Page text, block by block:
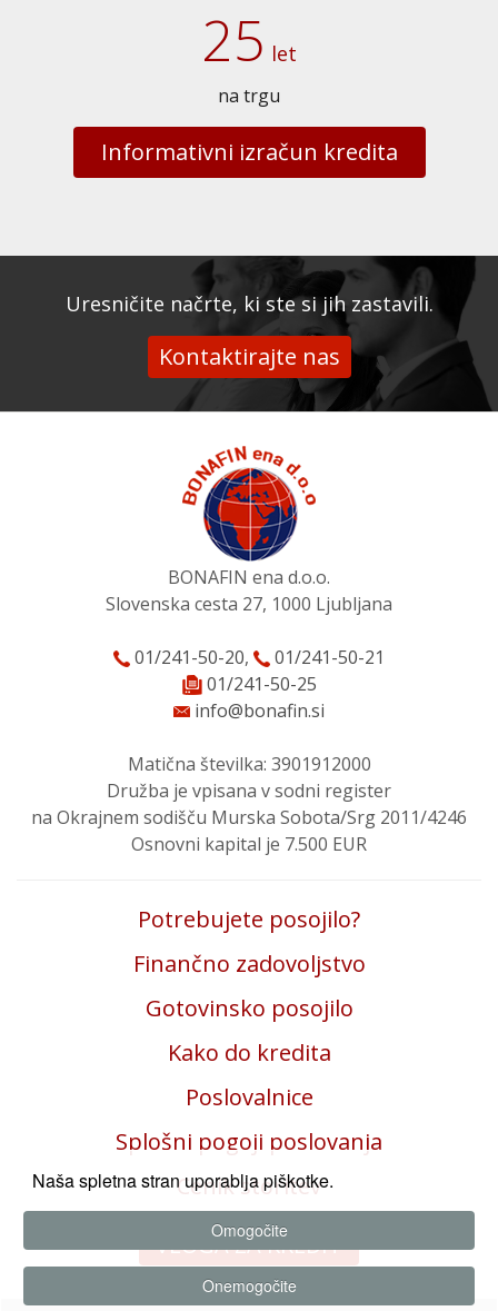
25 let
na trgu
Informativni izračun kredita
Uresničite načrte, ki ste si jih zastavili.
Kontaktirajte nas
BONAFIN ena d.o.o.
Slovenska cesta 27, 1000 Ljubljana
01/241-50-20,
01/241-50-21
01/241-50-25
info@bonafin.si
Matična številka: 3901912000
Družba je vpisana v sodni register
na Okrajnem sodišču Murska Sobota/Srg 2011/4246
Osnovni kapital je 7.500 EUR
Potrebujete posojilo?
Finančno zadovoljstvo
Gotovinsko posojilo
Kako do kredita
Poslovalnice
Splošni pogoji poslovanja
Cenik storitev
VLOGA ZA KREDIT
Naša spletna stran uporablja piškotke.
Omogočite
Onemogočite